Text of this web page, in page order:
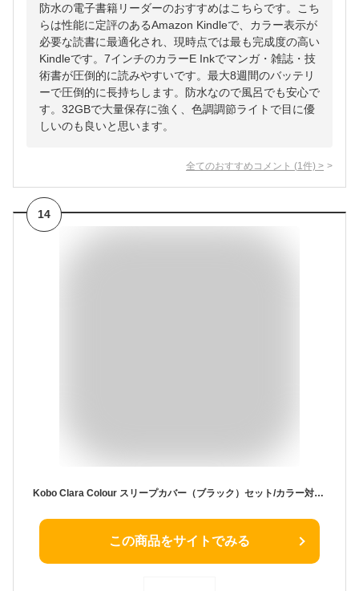
防水の電子書籍リーダーのおすすめはこちらです。こち
らは性能に定評のあるAmazon Kindleで、カラー表示が
必要な読書に最適化され、現時点では最も完成度の高い
Kindleです。7インチのカラーE Inkでマンガ・雑誌・技
術書が圧倒的に読みやすいです。最大8週間のバッテリ
ーで圧倒的に長持ちします。防水なので風呂でも安心で
す。32GBで大量保存に強く、色調調節ライトで目に優
しいのも良いと思います。
全てのおすすめコメント (1 件) >
14
Kobo Clara Colour スリープカバー（ブラック）セット/カラー対応/タブレット/Eink / 6インチ / 電子書籍リーダー / 16 GB/防水 / IPX8 / Wi-Fi/タッチスクリーン/ComfortLight PRO
この商品をサイトでみる